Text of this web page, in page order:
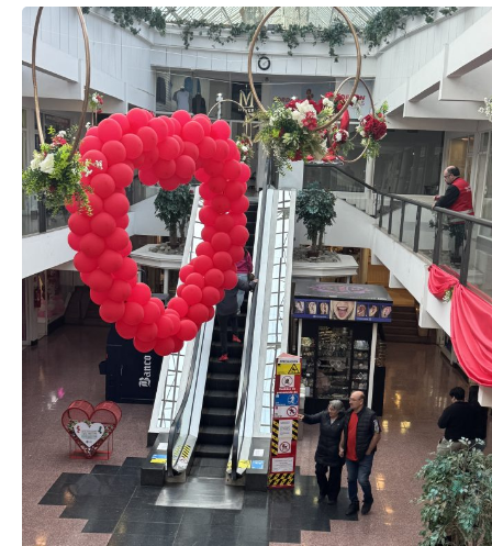
AUDIOS
VIDEOS
GALERIA DE FOTOS
APP MÓVIL
TRANSPARENCIA